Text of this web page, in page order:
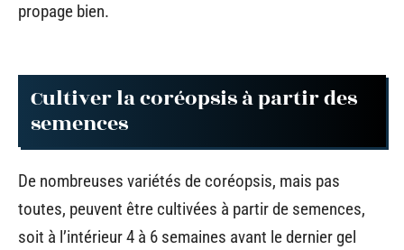
propage bien.
Cultiver la coréopsis à partir des
semences
De nombreuses variétés de coréopsis, mais pas
toutes, peuvent être cultivées à partir de semences,
soit à l’intérieur 4 à 6 semaines avant le dernier gel